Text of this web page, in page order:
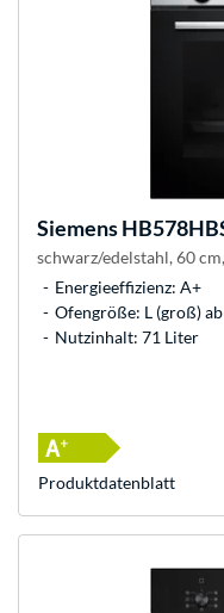
Siemens
schwarz/edelstahl, 60
Energieeffizienz: A+
Ofengröße: L (groß)
Nutzinhalt: 71 Liter
Produkt­datenblatt